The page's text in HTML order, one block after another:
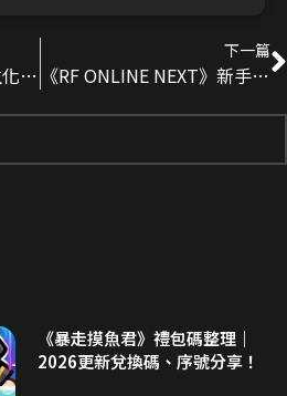
《RF ONLINE NEXT》生化戰甲介紹｜各職特色與抽卡切換機制
下一篇
《RF ONLINE NEXT》新手開荒攻略｜職業推薦、升級路線、賺錢技巧
《暴走摸魚君》禮包碼整理｜
2026更新兌換碼、序號分享！